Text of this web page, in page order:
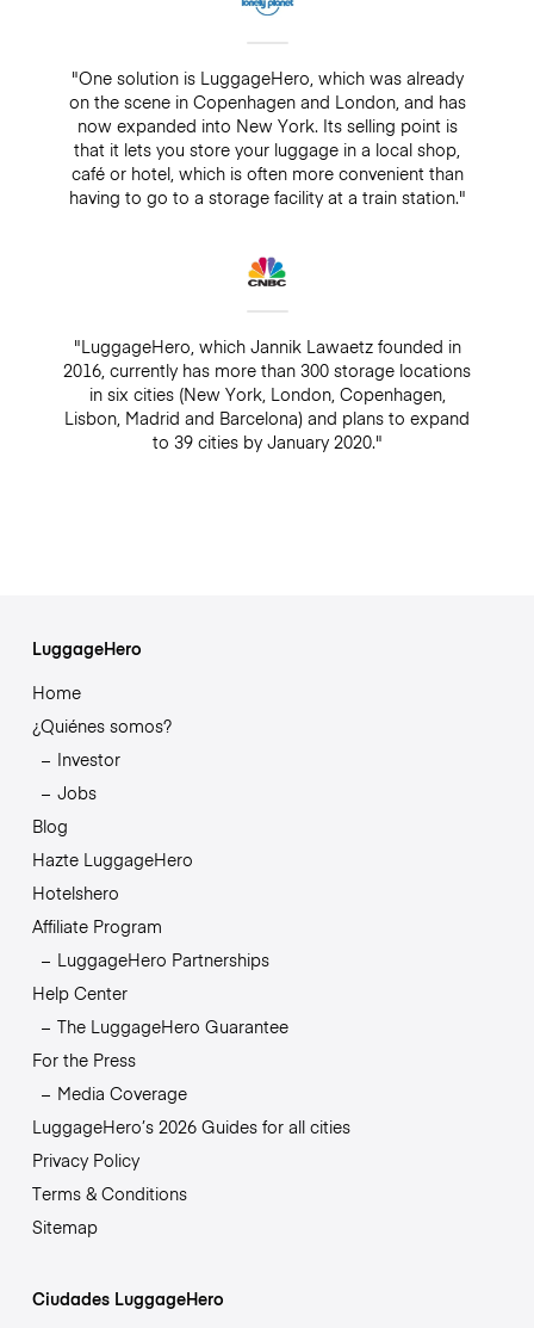
"One solution is LuggageHero, which was already
on the scene in Copenhagen and London, and has
now expanded into New York. Its selling point is
that it lets you store your luggage in a local shop,
café or hotel, which is often more convenient than
having to go to a storage facility at a train station."
"LuggageHero, which Jannik Lawaetz founded in
2016, currently has more than 300 storage locations
in six cities (New York, London, Copenhagen,
Lisbon, Madrid and Barcelona) and plans to expand
to 39 cities by January 2020."
LuggageHero
Home
¿Quiénes somos?
Investor
Jobs
Blog
Hazte LuggageHero
Hotelshero
Affiliate Program
LuggageHero Partnerships
Help Center
The LuggageHero Guarantee
For the Press
Media Coverage
LuggageHero’s 2026 Guides for all cities
Privacy Policy
Terms & Conditions
Sitemap
Ciudades LuggageHero